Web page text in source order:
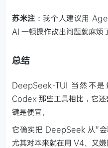
苏米注 ：我个人建议用
AI 一顿操作改出问题就麻烦
总结
DeepSeek-TUI 当然不
Codex 那些工具相比，它
键是便宜。
它确实把 DeepSeek 从"会
尤其对本来就在用 V4、又